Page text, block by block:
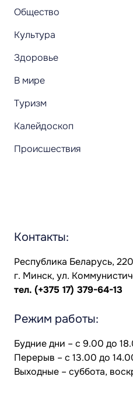
Общество
Культура
Здоровье
В мире
Туризм
Калейдоскоп
Происшествия
Контакты:
Республика Беларусь,
г. Минск, ул.
тел. (+375 17) 379-64-13
Режим работы:
Будние дни – с 9.00 до
Перерыв – с 13.00 до
Выходные – суббота,